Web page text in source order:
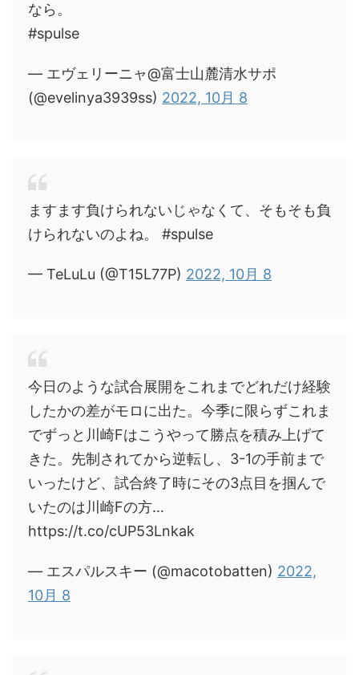
なら。
#spulse
— エヴェリーニャ@富士山麓清水サポ
(@evelinya3939ss) 2022, 10月 8
ますます負けられないじゃなくて、そもそも負
けられないのよね。 #spulse
— TeLuLu (@T15L77P) 2022, 10月 8
今日のような試合展開をこれまでどれだけ経験
したかの差がモロに出た。今季に限らずこれま
でずっと川崎Fはこうやって勝点を積み上げて
きた。先制されてから逆転し、3-1の手前まで
いったけど、試合終了時にその3点目を掴んで
いたのは川崎Fの方…
https://t.co/cUP53Lnkak
— エスパルスキー (@macotobatten) 2022,
10月 8